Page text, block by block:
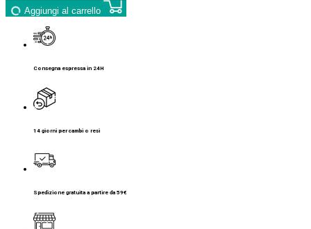
Aggiungi al carrello
Consegna espressa in 24H
14 giorni per cambi o resi
Spedizione gratuita a partire da 59€